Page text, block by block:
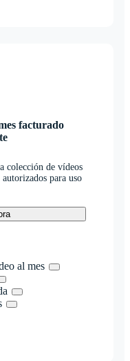
facturado
colección de vídeos
para uso
al mes